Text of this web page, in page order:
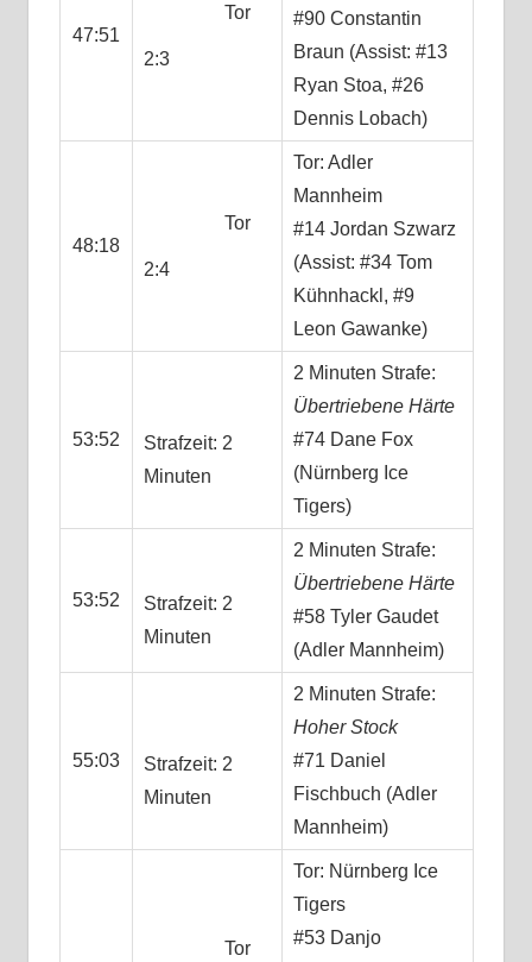
47:51
Tor
2:3
#90 Constantin
Braun (Assist: #13
Ryan Stoa, #26
Dennis Lobach)
48:18
Tor
2:4
Tor: Adler
Mannheim
#14 Jordan Szwarz
(Assist: #34 Tom
Kühnhackl, #9
Leon Gawanke)
53:52
Strafzeit: 2
Minuten
2 Minuten Strafe:
Übertriebene Härte
#74 Dane Fox
(Nürnberg Ice
Tigers)
53:52
Strafzeit: 2
Minuten
2 Minuten Strafe:
Übertriebene Härte
#58 Tyler Gaudet
(Adler Mannheim)
55:03
Strafzeit: 2
Minuten
2 Minuten Strafe:
Hoher Stock
#71 Daniel
Fischbuch (Adler
Mannheim)
Tor
Tor: Nürnberg Ice
Tigers
#53 Danjo